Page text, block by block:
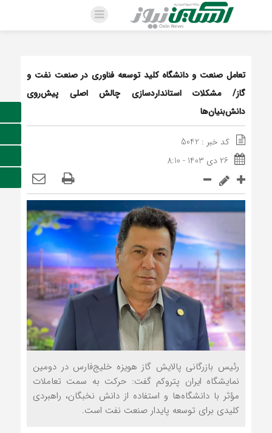
تعامل صنعت و دانشگاه کلید توسعه فناوری در صنعت نفت و
گاز/ مشکلات استانداردسازی چالش اصلی پیش‌روی
دانش‌بنیان‌ها
کد خبر : 5042
26 دی 1403 - 8:10
رئیس بازرگانی پالایش گاز هویزه خلیج‌فارس در دومین
نمایشگاه ایران پتروکم گفت: حرکت به سمت تعاملات
مؤثر با دانشگاه‌ها و استفاده از دانش نخبگان، راهبردی
کلیدی برای توسعه پایدار صنعت نفت است.